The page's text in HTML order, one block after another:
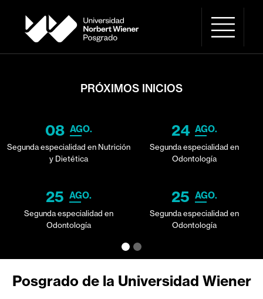
PRÓXIMOS INICIOS
08 AGO.
Segunda especialidad en Nutrición
y Dietética
24 AGO.
Segunda especialidad en
Odontología
25 AGO.
Segunda especialidad en
Odontología
25 AGO.
Segunda especialidad en
Odontología
Posgrado de la Universidad Wiener